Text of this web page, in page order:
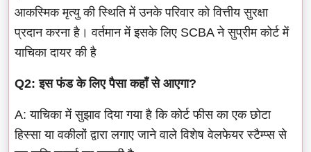
आकस्मिक मृत्यु की स्थिति में उनके परिवार को वित्तीय सुरक्षा
प्रदान करना है। वर्तमान में इसके लिए SCBA ने सुप्रीम कोर्ट में
याचिका दायर की है
Q2: इस फंड के लिए पैसा कहाँ से आएगा?
A: याचिका में सुझाव दिया गया है कि कोर्ट फीस का एक छोटा
हिस्सा या वकीलों द्वारा लगाए जाने वाले विशेष वेलफेयर स्टैम्प्स से